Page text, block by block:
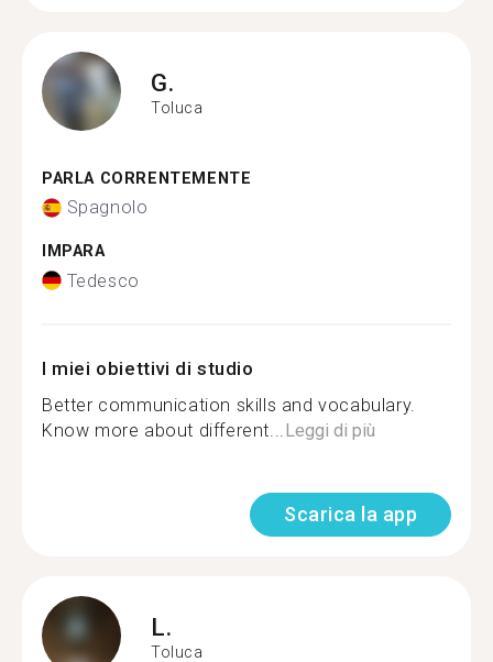
G.
Toluca
PARLA CORRENTEMENTE
Spagnolo
IMPARA
Tedesco
I miei obiettivi di studio
Better communication skills and vocabulary.
Know more about different... Leggi di più
Scarica la app
L.
Toluca